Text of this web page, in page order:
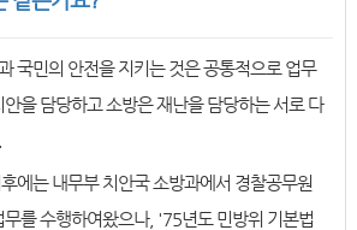
국민의 안전을 지키는 것은 공통적으로 업무
을 담당하고 소방은 재난을 담당하는 서로 다
에는 내무부 치안국 소방과에서 경찰공무원
무를 수행하여왔으나, '75년도 민방위 기본법